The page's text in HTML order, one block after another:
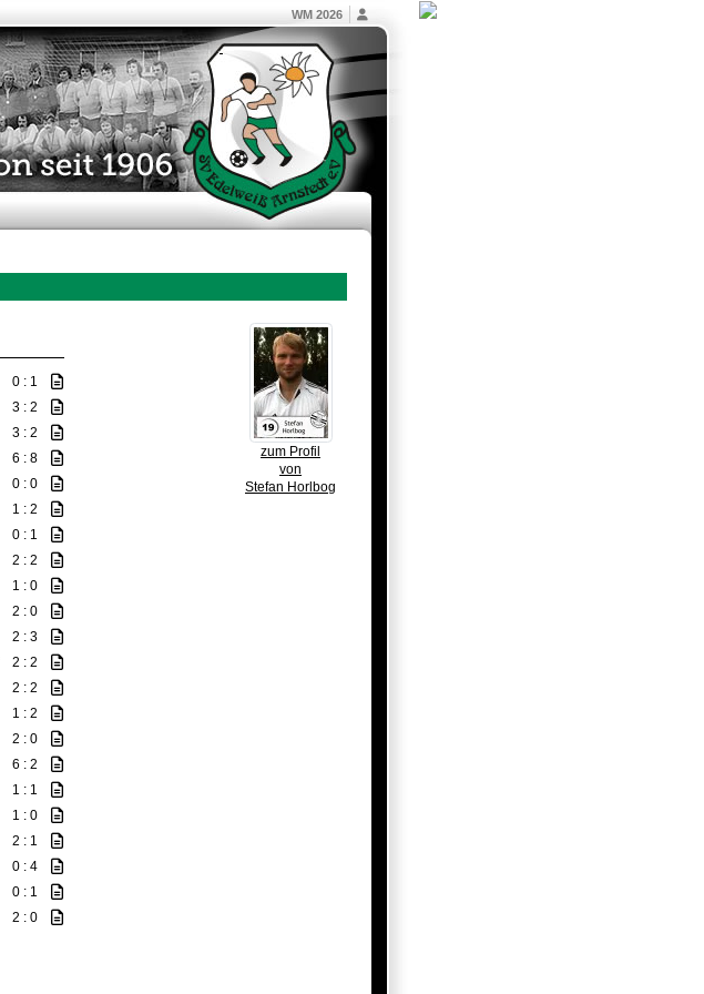
WM 2026
zum Profil
von
Stefan Horlbog
0 : 1
3 : 2
3 : 2
6 : 8
0 : 0
1 : 2
0 : 1
2 : 2
1 : 0
2 : 0
2 : 3
2 : 2
2 : 2
1 : 2
2 : 0
6 : 2
1 : 1
1 : 0
2 : 1
0 : 4
0 : 1
2 : 0